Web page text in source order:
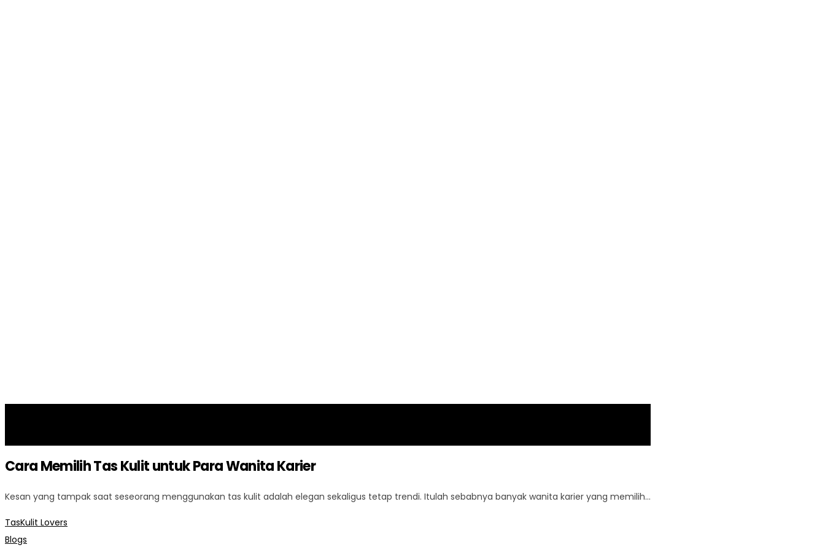
Cara Memilih Tas Kulit untuk Para Wanita Karier
Kesan yang tampak saat seseorang menggunakan tas kulit adalah elegan sekaligus tetap trendi. Itulah sebabnya banyak wanita karier yang memilih…
TasKulit Lovers
Blogs